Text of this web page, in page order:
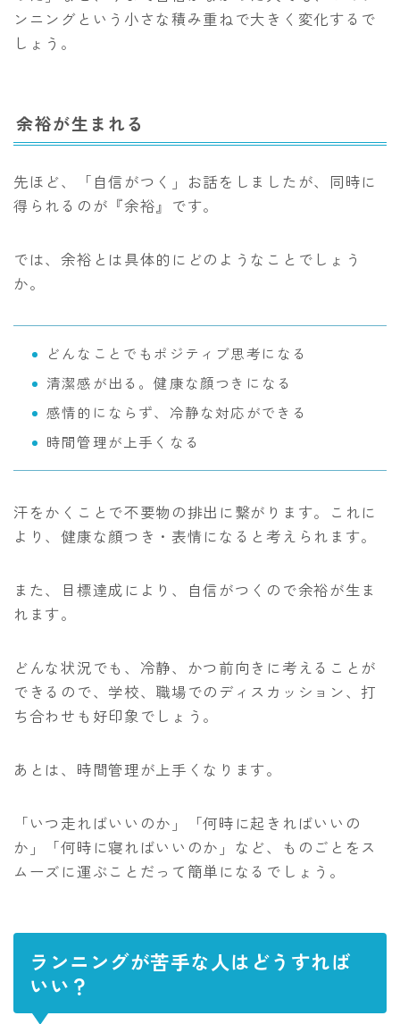
ンニングという小さな積み重ねで大きく変化するで
しょう。
余裕が生まれる
先ほど、「自信がつく」お話をしましたが、同時に
得られるのが『余裕』です。
では、余裕とは具体的にどのようなことでしょう
か。
どんなことでもポジティブ思考になる
清潔感が出る。健康な顔つきになる
感情的にならず、冷静な対応ができる
時間管理が上手くなる
汗をかくことで不要物の排出に繋がります。これに
より、健康な顔つき・表情になると考えられます。
また、目標達成により、自信がつくので余裕が生ま
れます。
どんな状況でも、冷静、かつ前向きに考えることが
できるので、学校、職場でのディスカッション、打
ち合わせも好印象でしょう。
あとは、時間管理が上手くなります。
「いつ走ればいいのか」「何時に起きればいいの
か」「何時に寝ればいいのか」など、ものごとをス
ムーズに運ぶことだって簡単になるでしょう。
ランニングが苦手な人はどうすれば
いい？